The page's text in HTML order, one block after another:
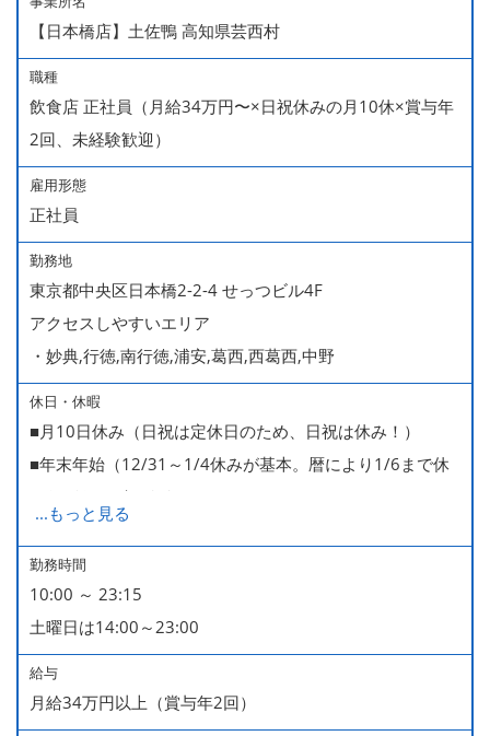
【日本橋店】土佐鴨 高知県芸西村
職種
飲食店 正社員（月給34万円〜×日祝休みの月10休×賞与年
2回、未経験歓迎）
雇用形態
正社員
勤務地
東京都中央区日本橋2-2-4 せっつビル4F
アクセスしやすいエリア
・妙典,行徳,南行徳,浦安,葛西,西葛西,中野
休日・休暇
■月10日休み（日祝は定休日のため、日祝は休み！）
■年末年始（12/31～1/4休みが基本。暦により1/6まで休
みなどもございます）
■GW・お盆（暦通り）
■有給休暇
■慶弔休暇
■産休・育休（男性育休取得4名・女性産休2名・育休復帰
率100％ ＊2023～2025年実績）
...もっと見る
勤務時間
10:00 ～ 23:15
土曜日は14:00～23:00
給与
月給34万円以上（賞与年2回）